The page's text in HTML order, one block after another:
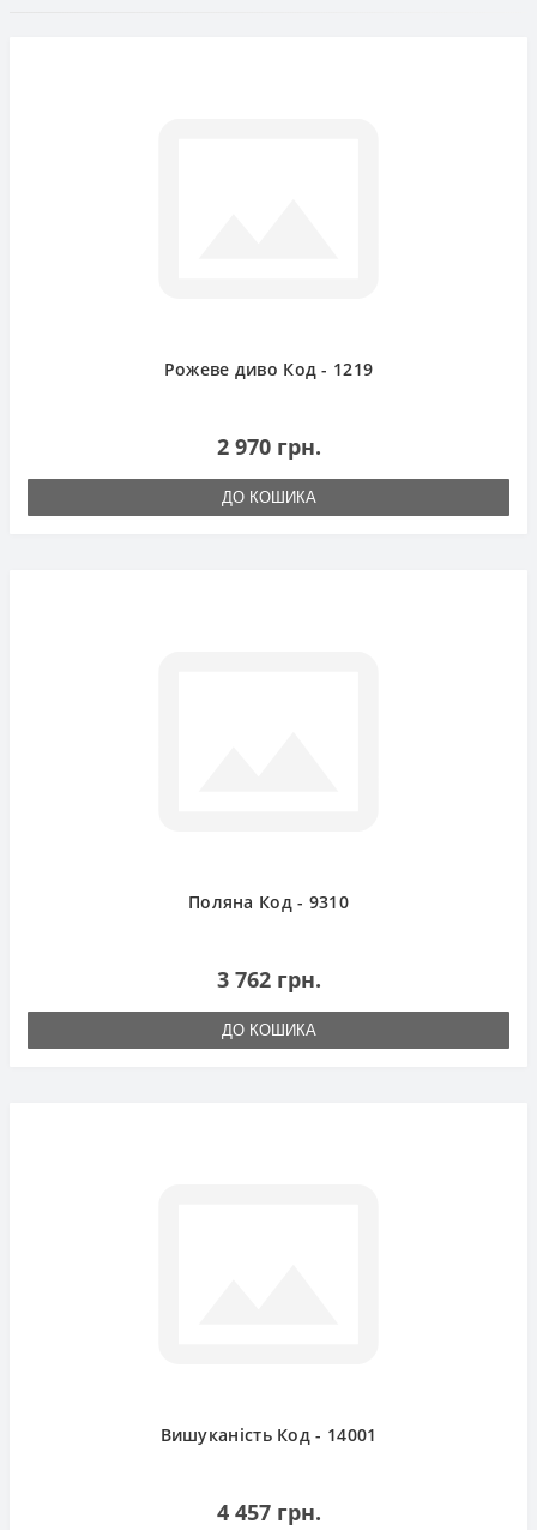
Рожеве диво Код - 1219
2 970 грн.
ДО КОШИКА
Поляна Код - 9310
3 762 грн.
ДО КОШИКА
Вишуканість Код - 14001
4 457 грн.